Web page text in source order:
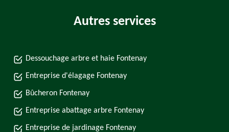
Autres services
Dessouchage arbre et haie Fontenay
Entreprise d'élagage Fontenay
Bûcheron Fontenay
Entreprise abattage arbre Fontenay
Entreprise de jardinage Fontenay